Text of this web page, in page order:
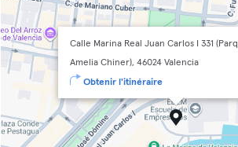
Calle Marina Real Juan Carlos I 331
Amelia Chiner), 46024 Valencia
Obtenir l'itinéraire